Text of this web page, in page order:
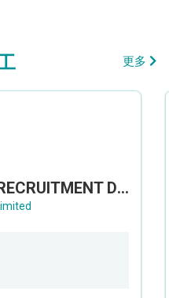
更多
THE REPULSE BAY RECRUITMENT DAY 淺水灣影灣園人才招聘會